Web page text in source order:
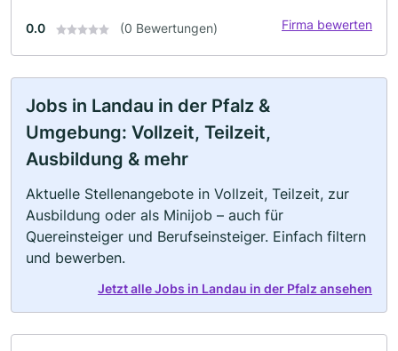
0.0 (0 Bewertungen) Firma bewerten
Jobs in Landau in der Pfalz &
Umgebung: Vollzeit, Teilzeit,
Ausbildung & mehr
Aktuelle Stellenangebote in Vollzeit, Teilzeit, zur
Ausbildung oder als Minijob – auch für
Quereinsteiger und Berufseinsteiger. Einfach filtern
und bewerben.
Jetzt alle Jobs in Landau in der Pfalz ansehen